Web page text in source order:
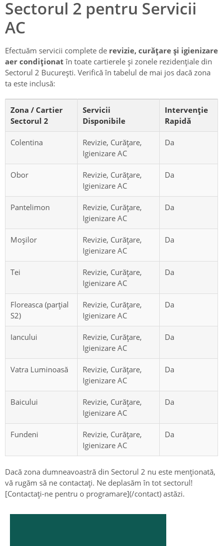
Sectorul 2 pentru Servicii
AC
Efectuăm servicii complete de revizie, curățare și igienizare
aer condiționat în toate cartierele și zonele rezidențiale din
Sectorul 2 București. Verifică în tabelul de mai jos dacă zona
ta este inclusă:
Zona / Cartier
Sectorul 2
Servicii
Disponibile
Intervenție
Rapidă
Colentina
Revizie, Curățare,
Igienizare AC
Da
Obor
Revizie, Curățare,
Igienizare AC
Da
Pantelimon
Revizie, Curățare,
Igienizare AC
Da
Moșilor
Revizie, Curățare,
Igienizare AC
Da
Tei
Revizie, Curățare,
Igienizare AC
Da
Floreasca (parțial
S2)
Revizie, Curățare,
Igienizare AC
Da
Iancului
Revizie, Curățare,
Igienizare AC
Da
Vatra Luminoasă
Revizie, Curățare,
Igienizare AC
Da
Baicului
Revizie, Curățare,
Igienizare AC
Da
Fundeni
Revizie, Curățare,
Igienizare AC
Da
Dacă zona dumneavoastră din Sectorul 2 nu este menționată,
vă rugăm să ne contactați. Ne deplasăm în tot sectorul!
[Contactați-ne pentru o programare](/contact) astăzi.